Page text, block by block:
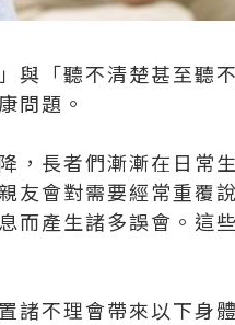
與「聽不清楚甚至聽
問題。
，長者們漸漸在日常
友會對需要經常重覆
而產生諸多誤會。這
諸不理會帶來以下身